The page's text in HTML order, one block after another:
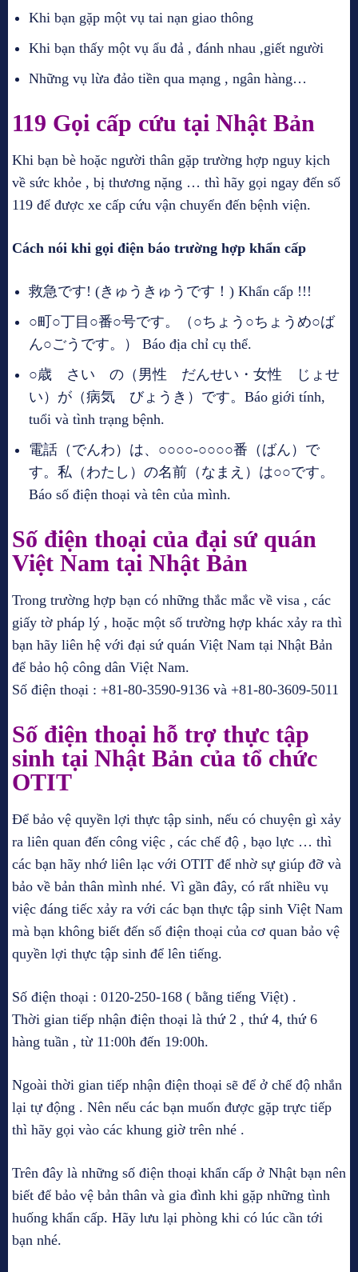
Khi bạn gặp một vụ tai nạn giao thông
Khi bạn thấy một vụ ẩu đả , đánh nhau ,giết người
Những vụ lừa đảo tiền qua mạng , ngân hàng…
119 Gọi cấp cứu tại Nhật Bản
Khi bạn bè hoặc người thân gặp trường hợp nguy kịch
về sức khỏe , bị thương nặng … thì hãy gọi ngay đến số
119 để được xe cấp cứu vận chuyển đến bệnh viện.
Cách nói khi gọi điện báo trường hợp khẩn cấp
救急です! (きゅうきゅうです！) Khẩn cấp !!!
○町○丁目○番○号です。（○ちょう○ちょうめ○ば
ん○ごうです。） Báo địa chỉ cụ thể.
○歳 さい の（男性 だんせい・女性 じょせ
い）が（病気 びょうき）です。Báo giới tính,
tuổi và tình trạng bệnh.
電話（でんわ）は、○○○○-○○○○番（ばん）で
す。私（わたし）の名前（なまえ）は○○です。
Báo số điện thoại và tên của mình.
Số điện thoại của đại sứ quán
Việt Nam tại Nhật Bản
Trong trường hợp bạn có những thắc mắc về visa , các
giấy tờ pháp lý , hoặc một số trường hợp khác xảy ra thì
bạn hãy liên hệ với đại sứ quán Việt Nam tại Nhật Bản
để bảo hộ công dân Việt Nam.
Số điện thoại : +81-80-3590-9136 và +81-80-3609-5011
Số điện thoại hỗ trợ thực tập
sinh tại Nhật Bản của tổ chức
OTIT
Để bảo vệ quyền lợi thực tập sinh, nếu có chuyện gì xảy
ra liên quan đến công việc , các chế độ , bạo lực … thì
các bạn hãy nhớ liên lạc với OTIT để nhờ sự giúp đỡ và
bảo về bản thân mình nhé. Vì gần đây, có rất nhiều vụ
việc đáng tiếc xảy ra với các bạn thực tập sinh Việt Nam
mà bạn không biết đến số điện thoại của cơ quan bảo vệ
quyền lợi thực tập sinh để lên tiếng.
Số điện thoại : 0120-250-168 ( bằng tiếng Việt) .
Thời gian tiếp nhận điện thoại là thứ 2 , thứ 4, thứ 6
hàng tuần , từ 11:00h đến 19:00h.
Ngoài thời gian tiếp nhận điện thoại sẽ để ở chế độ nhắn
lại tự động . Nên nếu các bạn muốn được gặp trực tiếp
thì hãy gọi vào các khung giờ trên nhé .
Trên đây là những số điện thoại khẩn cấp ở Nhật bạn nên
biết để bảo vệ bản thân và gia đình khi gặp những tình
huống khẩn cấp. Hãy lưu lại phòng khi có lúc cần tới
bạn nhé.